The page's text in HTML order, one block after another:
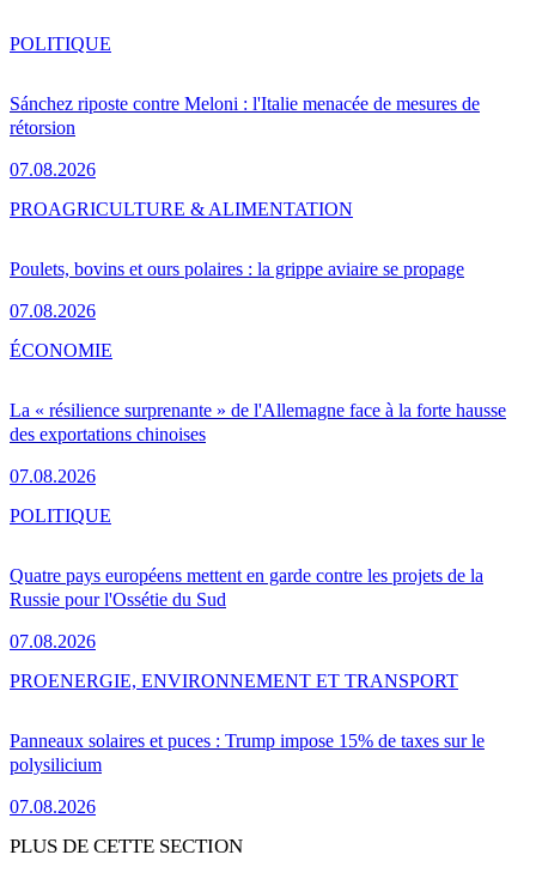
Sánchez riposte contre Meloni : l'Italie menacée de mesures de
rétorsion
07.08.2026
POLITIQUE
Poulets, bovins et ours polaires : la grippe aviaire se propage
07.08.2026
PROAGRICULTURE & ALIMENTATION
La « résilience surprenante » de l'Allemagne face à la forte hausse
des exportations chinoises
07.08.2026
ÉCONOMIE
Quatre pays européens mettent en garde contre les projets de la
Russie pour l'Ossétie du Sud
07.08.2026
POLITIQUE
Panneaux solaires et puces : Trump impose 15% de taxes sur le
polysilicium
07.08.2026
PROENERGIE, ENVIRONNEMENT ET TRANSPORT
PLUS DE CETTE SECTION